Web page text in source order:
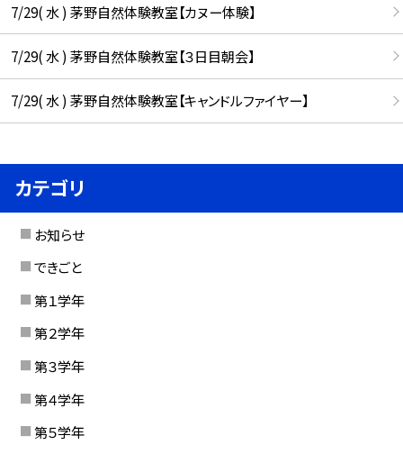
7/29( 水 ) 茅野自然体験教室【カヌー体験】
7/29( 水 ) 茅野自然体験教室【３日目朝会】
7/29( 水 ) 茅野自然体験教室【キャンドルファイヤー】
カテゴリ
お知らせ
できごと
第１学年
第２学年
第３学年
第４学年
第５学年